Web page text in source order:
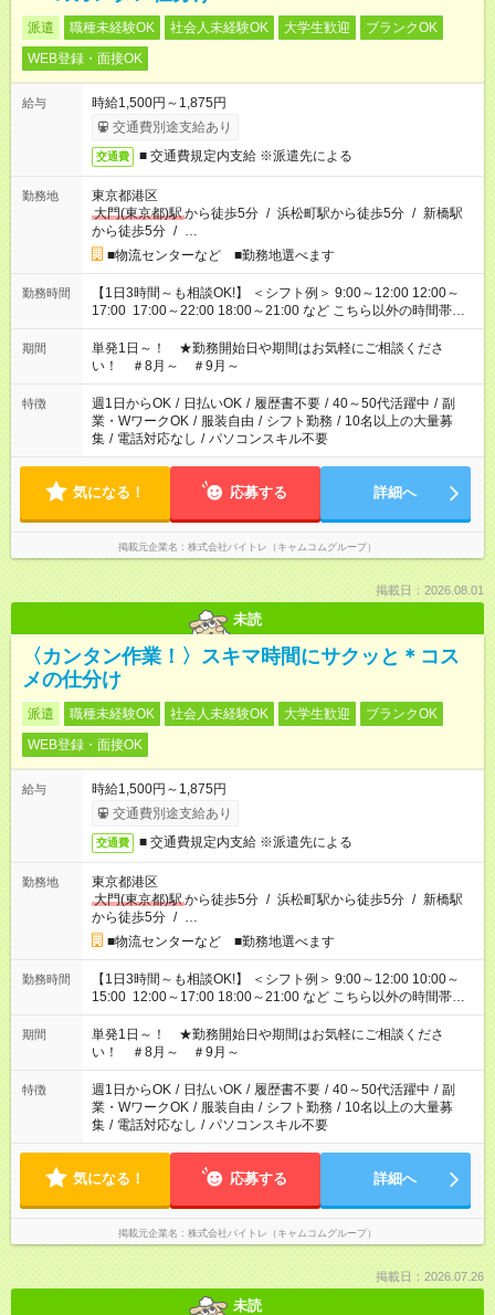
派遣 職種未経験OK 社会人未経験OK 大学生歓迎
ブランクOK
WEB登録・面接OK
給与
時給1,500円～1,875円
交通費別途支給あり
交通費 ■ 交通費規定内支給 ※派遣先による
勤務地
東京都港区
大門(東京都)駅から徒歩5分 / 浜松町駅から徒歩5分 / 新橋駅
から徒歩5分 / …
■物流センターなど ■勤務地選べます
勤務時間
【1日3時間～も相談OK!】 ＜シフト例＞ 9:00～12:00 12:00～
17:00 17:00～22:00 18:00～21:00 など こちら以外の時間帯も
お気軽にご相談ください！
期間
単発1日～！ ★勤務開始日や期間はお気軽にご相談くださ
い！ ＃8月～ ＃9月～
特徴 週1日からOK / 日払いOK / 履歴書不要 / 40～50代活躍中 / 副
業・WワークOK / 服装自由 / シフト勤務 / 10名以上の大量募
集 / 電話対応なし / パソコンスキル不要
気になる！ 応募する 詳細へ
掲載元企業名 株式会社バイトレ（キャムコムグループ）
掲載日：2026.08.01
未読
〈カンタン作業！〉スキマ時間にサクッと＊コス
メの仕分け
派遣 職種未経験OK 社会人未経験OK 大学生歓迎
ブランクOK
WEB登録・面接OK
給与
時給1,500円～1,875円
交通費別途支給あり
交通費 ■ 交通費規定内支給 ※派遣先による
勤務地
東京都港区
大門(東京都)駅から徒歩5分 / 浜松町駅から徒歩5分 / 新橋駅
から徒歩5分 / …
■物流センターなど ■勤務地選べます
勤務時間
【1日3時間～も相談OK!】 ＜シフト例＞ 9:00～12:00 10:00～
15:00 12:00～17:00 18:00～21:00 など こちら以外の時間帯も
お気軽にご相談ください！
期間
単発1日～！ ★勤務開始日や期間はお気軽にご相談くださ
い！ ＃8月～ ＃9月～
特徴 週1日からOK / 日払いOK / 履歴書不要 / 40～50代活躍中 / 副
業・WワークOK / 服装自由 / シフト勤務 / 10名以上の大量募
集 / 電話対応なし / パソコンスキル不要
気になる！ 応募する 詳細へ
掲載元企業名 株式会社バイトレ（キャムコムグループ）
掲載日：2026.07.26
未読